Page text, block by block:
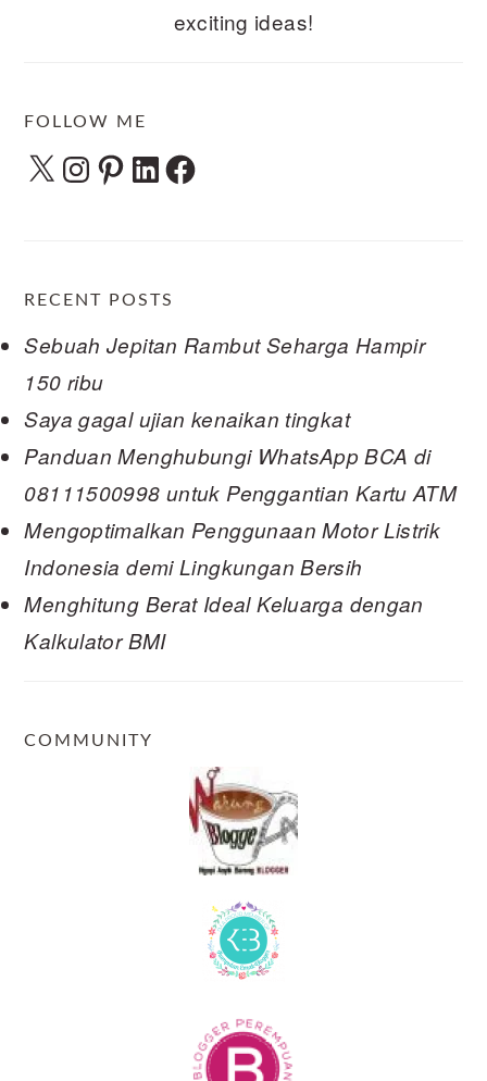
exciting ideas!
FOLLOW ME
X Instagram
Pinterest
LinkedInFacebook
RECENT POSTS
Sebuah Jepitan Rambut Seharga Hampir
150 ribu
Saya gagal ujian kenaikan tingkat
Panduan Menghubungi WhatsApp BCA di
08111500998 untuk Penggantian Kartu ATM
Mengoptimalkan Penggunaan Motor Listrik
Indonesia demi Lingkungan Bersih
Menghitung Berat Ideal Keluarga dengan
Kalkulator BMI
COMMUNITY